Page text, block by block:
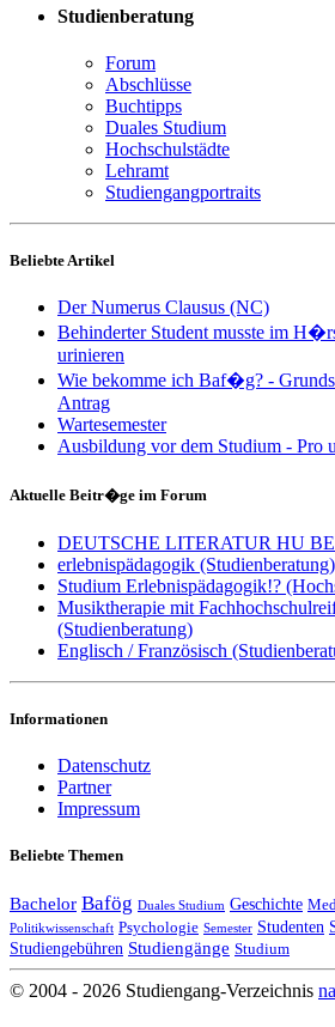
Studienberatung
Forum
Abschlüsse
Buchtipps
Duales Studium
Hochschulstädte
Lehramt
Studiengangportraits
Beliebte Artikel
Der Numerus Clausus (NC)
Behinderter Student musste im
urinieren
Wie bekomme ich Baf�g? -
Antrag
Wartesemester
Ausbildung vor dem Studium - Pro
Aktuelle Beitr�ge im Forum
DEUTSCHE LITERATUR HU
erlebnispädagogik (Studienberatung)
Studium Erlebnispädagogik!?
Musiktherapie mit
(Studienberatung)
Englisch / Französisch
Informationen
Datenschutz
Partner
Impressum
Beliebte Themen
Bachelor Bafög Duales Studium Geschichte
Politikwissenschaft Psychologie Semester Studenten
Studiengebühren Studiengänge Studium
© 2004 - 2026 Studiengang-Verzeichnis